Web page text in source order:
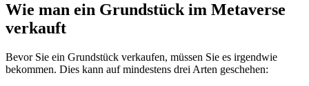
Wie man ein Grundstück im Metaverse
verkauft
Bevor Sie ein Grundstück verkaufen, müssen Sie es irgendwie
bekommen. Dies kann auf mindestens drei Arten geschehen: